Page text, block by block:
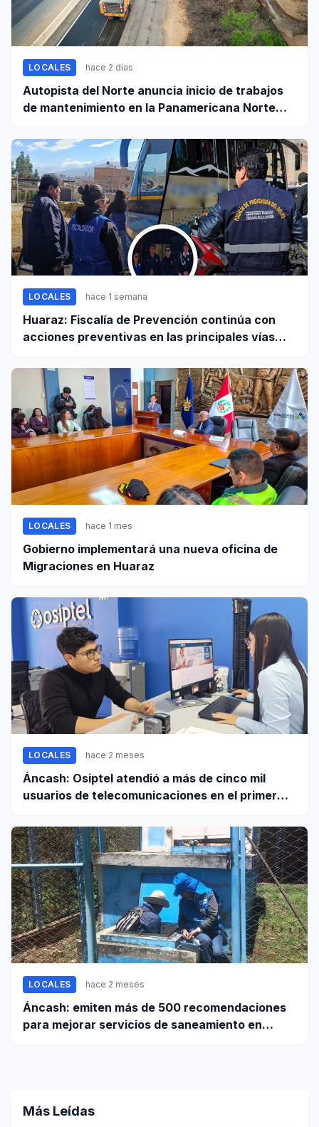
LOCALES hace 2 días
Autopista del Norte anuncia inicio de trabajos
de mantenimiento en la Panamericana Norte
LOCALES hace 1 semana
Huaraz: Fiscalía de Prevención continúa con
acciones preventivas en las principales vías
LOCALES hace 1 mes
Gobierno implementará una nueva oficina de
Migraciones en Huaraz
LOCALES hace 2 meses
Áncash: Osiptel atendió a más de cinco mil
usuarios de telecomunicaciones en el primer
LOCALES hace 2 meses
Áncash: emiten más de 500 recomendaciones
para mejorar servicios de saneamiento en
Más Leídas